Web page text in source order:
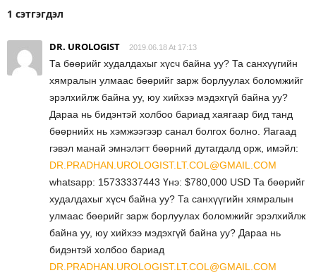
1 сэтгэгдэл
DR. UROLOGIST 2019.06.18 At 17:13
Та бөөрийг худалдахыг хүсч байна уу? Та санхүүгийн
хямралын улмаас бөөрийг зарж борлуулах боломжийг
эрэлхийлж байна уу, юу хийхээ мэдэхгүй байна уу?
Дараа нь бидэнтэй холбоо бариад хаягаар бид танд
бөөрнийх нь хэмжээгээр санал болгох болно. Яагаад
гэвэл манай эмнэлэгт бөөрний дутагдалд орж, имэйл:
DR.PRADHAN.UROLOGIST.LT.COL@GMAIL.COM
whatsapp: 15733337443 Үнэ: $780,000 USD Та бөөрийг
худалдахыг хүсч байна уу? Та санхүүгийн хямралын
улмаас бөөрийг зарж борлуулах боломжийг эрэлхийлж
байна уу, юу хийхээ мэдэхгүй байна уу? Дараа нь
бидэнтэй холбоо бариад
DR.PRADHAN.UROLOGIST.LT.COL@GMAIL.COM